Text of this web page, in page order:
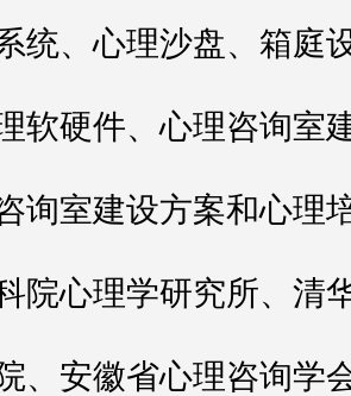
统、心理沙盘、箱庭
软硬件、心理咨询室
询室建设方案和心理
院心理学研究所、清
、安徽省心理咨询学